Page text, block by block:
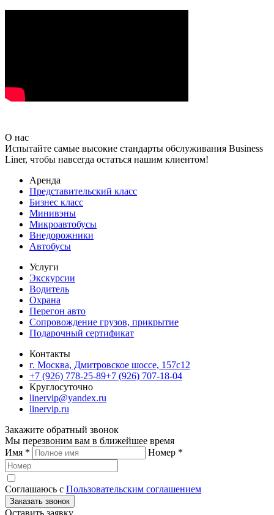
О нас
Испытайте самые высокие стандарты обслуживания Business
Liner, чтобы навсегда остаться нашим клиентом!
Аренда
Представительский класс
Бизнес класс
Минивэны
Микроавтобусы
Внедорожники
Автобусы
Услуги
Экскурсии
Водитель
Охрана
Перегон авто
Сопровождение грузов, прикрытие
Подарочный сертификат
Контакты
г. Москва, Дмитровское шоссе, 157c12
+7 (926) 778-25-89+7 (926) 707-18-04
Круглосуточно
linervip@yandex.ru
linervip.ru
Закажите обратный звонок
Мы перезвоним вам в ближейшее время
Имя * Номер *
Соглашаюсь с Пользовательским соглашением
Заказать звонок
Оставить заявку